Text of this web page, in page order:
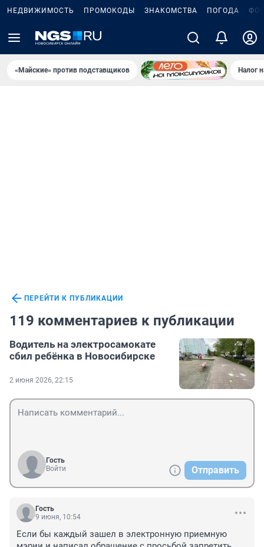
НЕДВИЖИМОСТЬ ПРОМОКОДЫ ЗНАКОМСТВА ПОГОДА
«Майские» против подставщиков Налог
ПЕРЕЙТИ К ПУБЛИКАЦИИ
119 комментариев к публикации
Водитель на электросамокате
сбил ребёнка в Новосибирске
2 июня 2026, 22:15
Гость
Войти
Отправить
Гость
9 июня, 10:54
Если бы каждый зашел в электронную приемную